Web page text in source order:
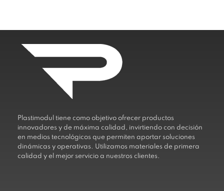
Plastimodul tiene como objetivo ofrecer productos
innovadores y de máxima calidad, invirtiendo con decisión
en medios tecnológicos que permiten aportar soluciones
dinámicas y operativas. Utilizamos materiales de primera
calidad y el mejor servicio a nuestros clientes.